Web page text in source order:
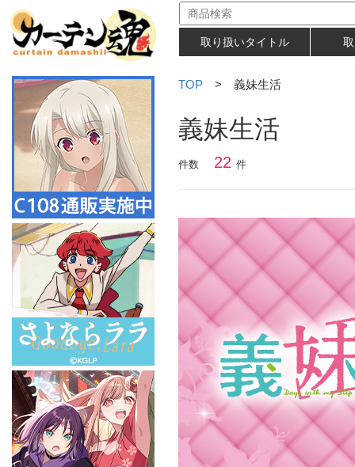
取り扱いタイトル
TOP > 義妹生活
義妹生活
件数 22 件